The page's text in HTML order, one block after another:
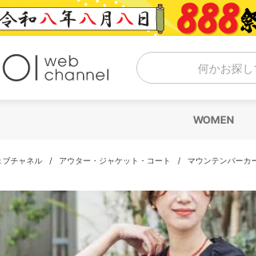
何かお探し
WOMEN
ブチャネル / アウター・ジャケット・コート / マウンテンパーカ